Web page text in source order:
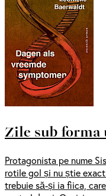
Zile sub
Protagonista pe nume
rotile gol și nu știe
trebuie să-și ia fiica,